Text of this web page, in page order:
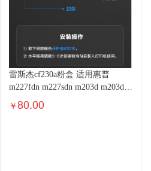
雷斯杰cf230a粉盒 适用惠普
m227fdn m227sdn m203d m203dw
m203dn 230a M206大容量带芯片
￥80.00